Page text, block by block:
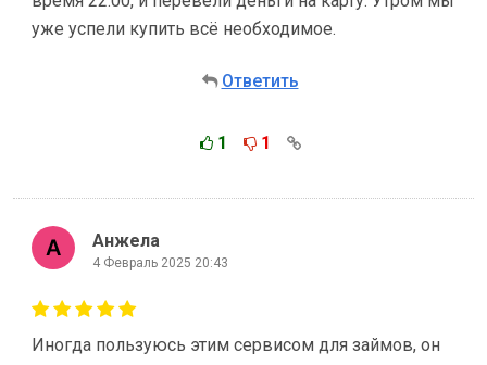
уже успели купить всё необходимое.
Ответить
1 1
Анжела
4 Февраль 2025 20:43
Иногда пользуюсь этим сервисом для займов, он